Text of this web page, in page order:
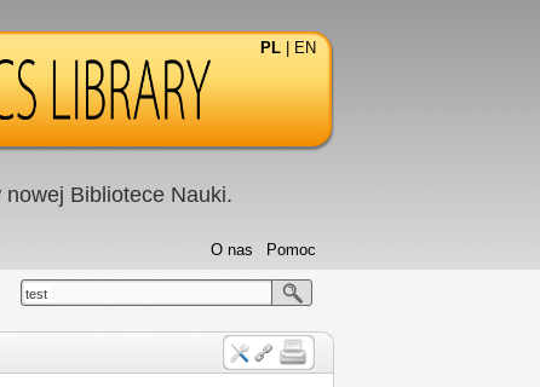
PL EN
Bibliotece Nauki.
Pomoc
O nas
test